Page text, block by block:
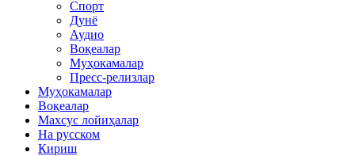
Спорт
Дунё
Аудио
Воқеалар
Муҳокамалар
Пресс-релизлар
Муҳокамалар
Воқеалар
Махсус лойиҳалар
На русском
Кириш